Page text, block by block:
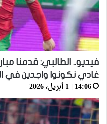
فيديو.. الطالبي: قدمنا
غادي نكونوا واجدين في
14:06 | 1 أبريل، 2026